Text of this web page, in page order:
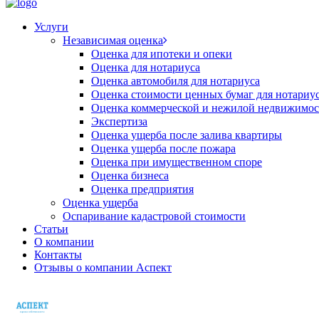
Услуги
Независимая оценка
Оценка для ипотеки и опеки
Оценка для нотариуса
Оценка автомобиля для нотариуса
Оценка стоимости ценных бумаг для
Оценка коммерческой и нежилой
Экспертиза
Оценка ущерба после залива квартиры
Оценка ущерба после пожара
Оценка при имущественном споре
Оценка бизнеса
Оценка предприятия
Оценка ущерба
Оспаривание кадастровой стоимости
Статьи
О компании
Контакты
Отзывы о компании Аспект